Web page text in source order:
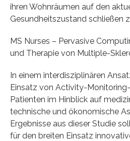
ihren Wohnräumen auf den
Gesundheitszustand schließen
MS Nurses – Pervasive
und Therapie von Multiple-
In einem interdisziplinären
Einsatz von Activity-
Patienten im Hinblick auf
technische und ökonomische
Ergebnisse aus dieser Studie
für den breiten Einsatz